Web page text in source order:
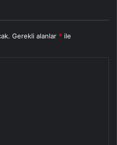
Gerekli alanlar * ile